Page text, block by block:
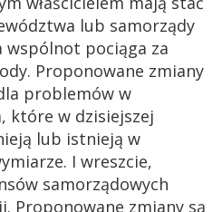
lub samorządy
pociąga za
Proponowane zmiany
problemów w
które w dzisiejszej
lub istnieją w
I wreszcie,
samorządowych
Proponowane zmiany są